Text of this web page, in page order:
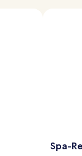
Spa-